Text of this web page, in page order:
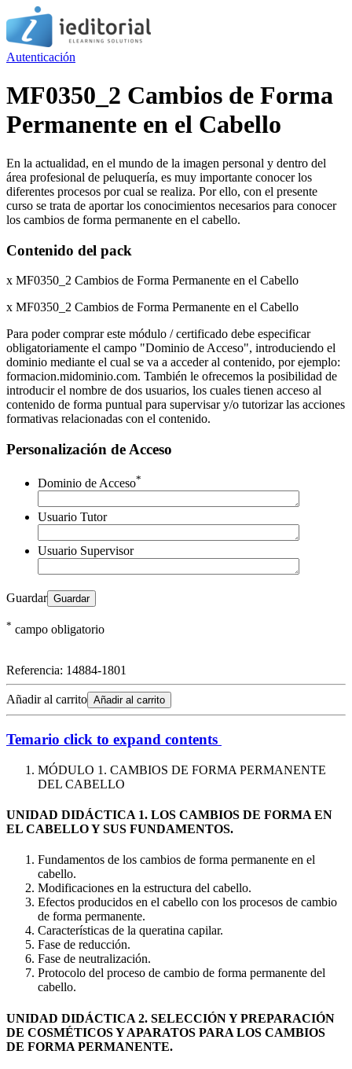
Autenticación
MF0350_2 Cambios de Forma
Permanente en el Cabello
En la actualidad, en el mundo de la imagen personal y dentro del
área profesional de peluquería, es muy importante conocer los
diferentes procesos por cual se realiza. Por ello, con el presente
curso se trata de aportar los conocimientos necesarios para conocer
los cambios de forma permanente en el cabello.
Contenido del pack
x MF0350_2 Cambios de Forma Permanente en el Cabello
x MF0350_2 Cambios de Forma Permanente en el Cabello
Para poder comprar este módulo / certificado debe especificar
obligatoriamente el campo "Dominio de Acceso", introduciendo el
dominio mediante el cual se va a acceder al contenido, por ejemplo:
formacion.midominio.com. También le ofrecemos la posibilidad de
introducir el nombre de dos usuarios, los cuales tienen acceso al
contenido de forma puntual para supervisar y/o tutorizar las acciones
formativas relacionadas con el contenido.
Personalización de Acceso
Dominio de Acceso*
Usuario Tutor
Usuario Supervisor
Guardar
* campo obligatorio
Referencia: 14884-1801
Añadir al carrito Añadir al carrito
Temario click to expand contents
MÓDULO 1. CAMBIOS DE FORMA PERMANENTE
DEL CABELLO
UNIDAD DIDÁCTICA 1. LOS CAMBIOS DE FORMA EN
EL CABELLO Y SUS FUNDAMENTOS.
Fundamentos de los cambios de forma permanente en el
cabello.
Modificaciones en la estructura del cabello.
Efectos producidos en el cabello con los procesos de cambio
de forma permanente.
Características de la queratina capilar.
Fase de reducción.
Fase de neutralización.
Protocolo del proceso de cambio de forma permanente del
cabello.
UNIDAD DIDÁCTICA 2. SELECCIÓN Y PREPARACIÓN
DE COSMÉTICOS Y APARATOS PARA LOS CAMBIOS
DE FORMA PERMANENTE.